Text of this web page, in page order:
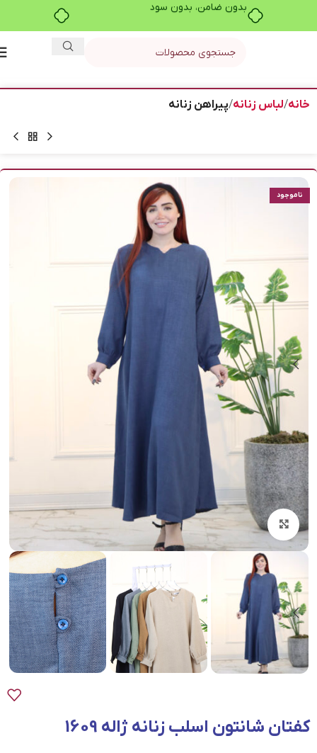
بدون ضامن، بدون سود
خانه لباس زنانه پیراهن زنانه
ناموجود
بزرگنمایی تصویر
کفتان شانتون اسلب زنانه ژاله 1609